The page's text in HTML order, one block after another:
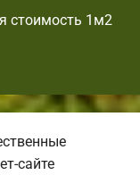
стоимость 1м2
сайте